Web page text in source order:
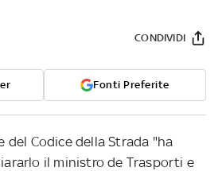
Fonti Preferite
CONDIVIDI
del Codice della Strada "ha
il ministro de Trasporti e